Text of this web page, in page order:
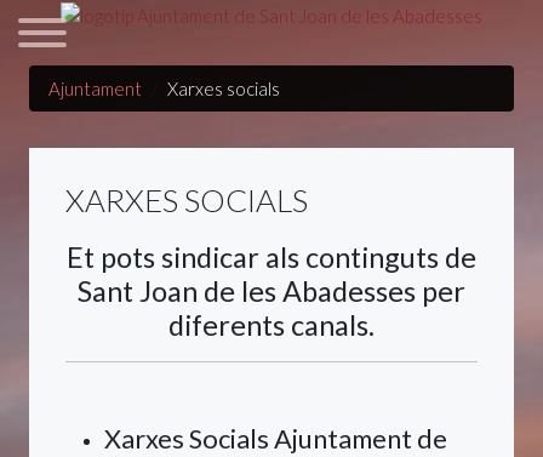
Ajuntament Xarxes socials
XARXES SOCIALS
Et pots sindicar als continguts de
Sant Joan de les Abadesses per
diferents canals.
Xarxes Socials Ajuntament de